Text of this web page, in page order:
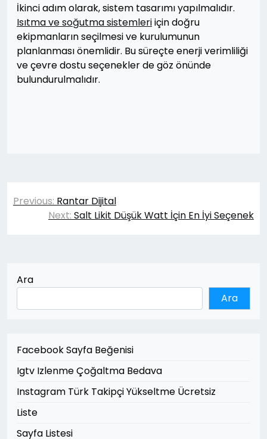
İkinci adım olarak, sistem tasarımı yapılmalıdır.
Isıtma ve soğutma sistemleriiçin doğru
ekipmanların seçilmesi ve kurulumunun
planlanması önemlidir. Bu süreçte enerji verimliliği
ve çevre dostu seçenekler de göz önünde
bulundurulmalıdır.
Yazı
gezinmesi
Previous: Rantar Dijital
Next: Salt Likit Düşük Watt İçin En İyi Seçenek
Ara
Ara
Facebook Sayfa Beğenisi
Igtv Izlenme Çoğaltma Bedava
Instagram Türk Takipçi Yükseltme Ücretsiz
Liste
Sayfa Listesi